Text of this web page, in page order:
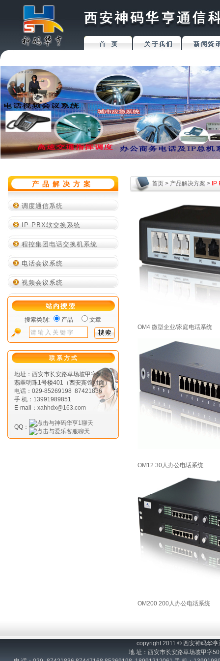
产品解决方案
调度通信系统
IP PBX软交换系统
程控集团电话交换机系统
电话会议系统
视频会议系统
搜索类别: 产品 文章
联 系 方 式
地址：西安市长安路草场坡甲字50号
翡翠明珠1号楼401（西安宾馆对面）
电话：029-85269198 87421836
手 机：13991989851
E-mail： xahhdx@163.com
QQ：
首页 > 产品解决方案 >
OM4 微型企业/家庭电话系统
OM12 30人办公电话系统
OM200 200人办公电话系统
copyright 2011 © 西安神码华
地 址：西安市长安路草场坡甲字